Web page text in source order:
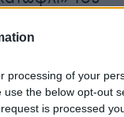
processing of your
the below opt-out
is processed